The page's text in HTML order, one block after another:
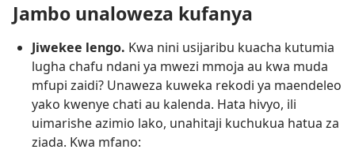
Jambo unaloweza kufanya
Jiwekee lengo. Kwa nini usijaribu kuacha kutumia
lugha chafu ndani ya mwezi mmoja au kwa muda
mfupi zaidi? Unaweza kuweka rekodi ya maendeleo
yako kwenye chati au kalenda. Hata hivyo, ili
uimarishe azimio lako, unahitaji kuchukua hatua za
ziada. Kwa mfano: